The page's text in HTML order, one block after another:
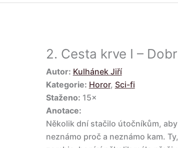
2. Cesta krve I –
Autor: Kulhánek Jiří
Kategorie: Horor, Sci-fi
Staženo: 15×
Anotace:
Několik dní stačilo útočníkům,
neznámo proč a neznámo kam.